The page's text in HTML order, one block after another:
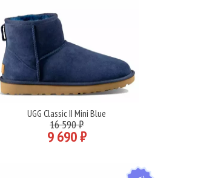
Подробнее
UGG Classic II Mini Blue
16 590 ₽
9 690 ₽
HIT